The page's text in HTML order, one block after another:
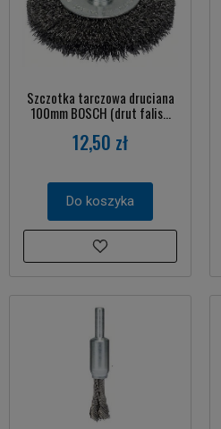
Szczotka tarczowa druciana
100mm BOSCH (drut falis...
12,50 zł
Do koszyka